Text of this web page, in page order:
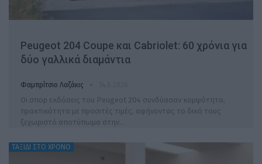
Peugeot 204 Coupe και Cabriolet: 60 χρόνια για
δύο γαλλικά διαμάντια
Φαμπρίτσιο Λαζάκις
Οι σπορ εκδόσεις του Peugeot 204 συνδύασαν κομψότητα,
πρακτικότητα με προσιτές τιμές, αφήνοντας το δικό τους
ξεχωριστό αποτύπωμα στην…
ΤΑΞΙΔΙ ΣΤΟ ΧΡΟΝΟ